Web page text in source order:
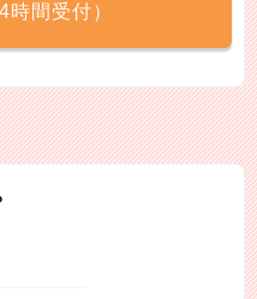
間受付）